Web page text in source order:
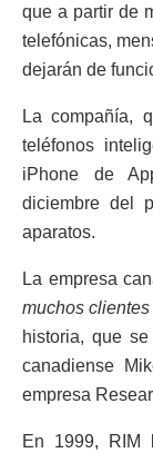
que a partir de
telefónicas,
dejarán de
La compañía,
teléfonos
iPhone de
diciembre del
aparatos.
La empresa
muchos
historia, que
canadiense
empresa
En 1999, RIM